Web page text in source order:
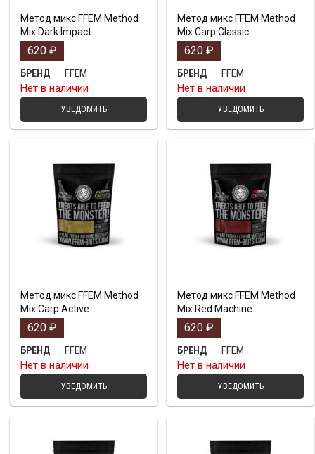
Метод микс FFEM Method
Mix Dark Impact
620 ₽
БРЕНД
FFEM
Нет в наличии
УВЕДОМИТЬ
Метод микс FFEM Method
Mix Carp Classic
620 ₽
БРЕНД
FFEM
Нет в наличии
УВЕДОМИТЬ
Метод микс FFEM Method
Mix Carp Active
620 ₽
БРЕНД
FFEM
Нет в наличии
УВЕДОМИТЬ
Метод микс FFEM Method
Mix Red Machine
620 ₽
БРЕНД
FFEM
Нет в наличии
УВЕДОМИТЬ